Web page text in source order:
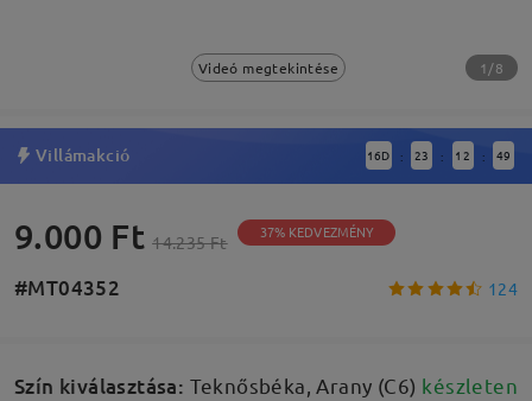
Videó megtekintése 1/8
Villámakció 16D : 23 : 12 : 49
9.000 Ft 14.235 Ft 37% KEDVEZMÉNY
#MT04352 124
Szín kiválasztása: Teknősbéka, Arany (C6) készleten